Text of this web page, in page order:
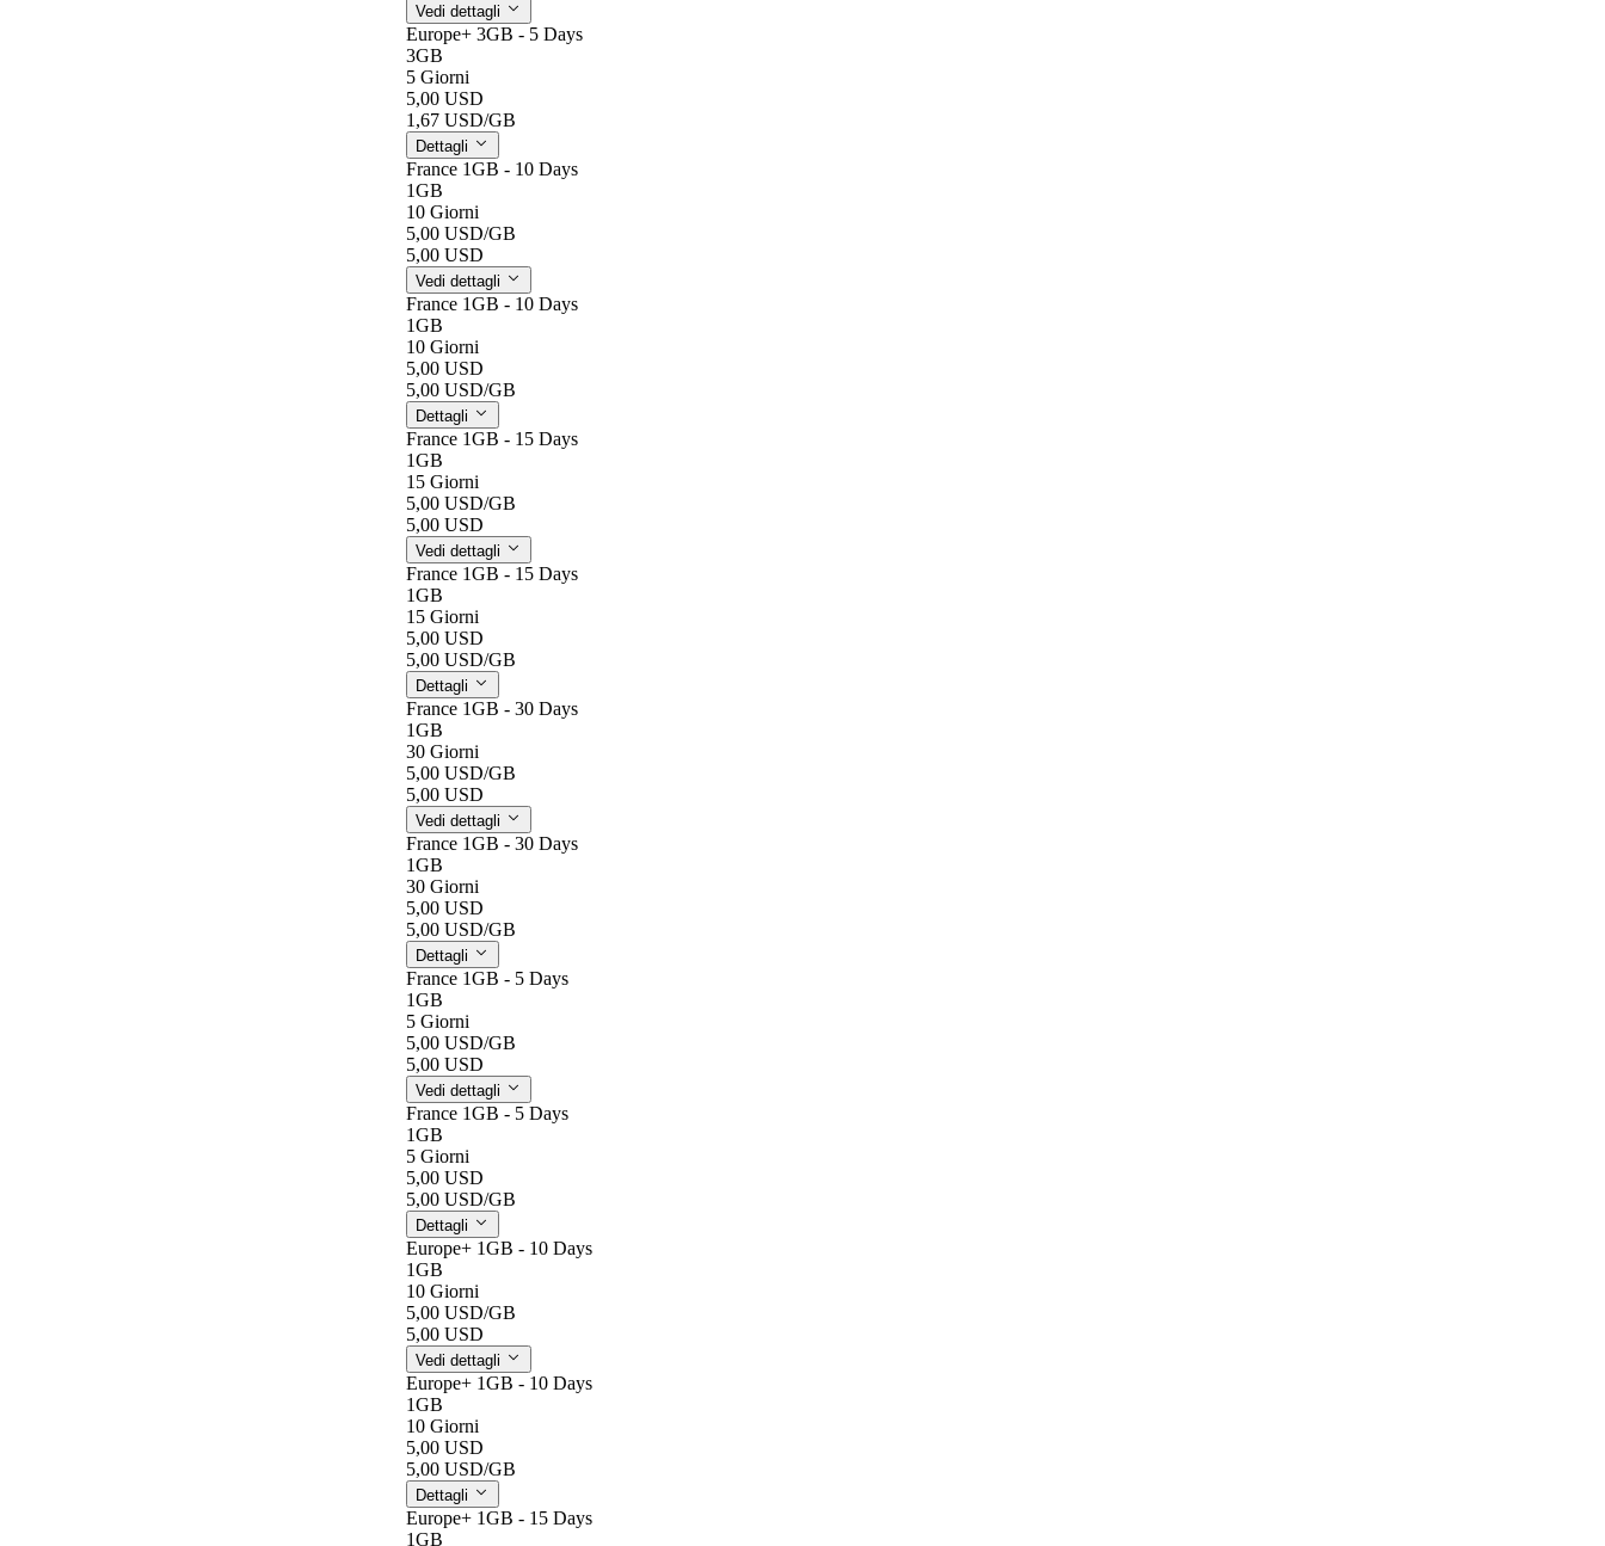
Vedi dettagli
Europe+ 3GB - 5 Days
3GB
5 Giorni
5,00 USD
1,67 USD/GB
Dettagli
France 1GB - 10 Days
1GB
10 Giorni
5,00 USD/GB
5,00 USD
Vedi dettagli
France 1GB - 10 Days
1GB
10 Giorni
5,00 USD
5,00 USD/GB
Dettagli
France 1GB - 15 Days
1GB
15 Giorni
5,00 USD/GB
5,00 USD
Vedi dettagli
France 1GB - 15 Days
1GB
15 Giorni
5,00 USD
5,00 USD/GB
Dettagli
France 1GB - 30 Days
1GB
30 Giorni
5,00 USD/GB
5,00 USD
Vedi dettagli
France 1GB - 30 Days
1GB
30 Giorni
5,00 USD
5,00 USD/GB
Dettagli
France 1GB - 5 Days
1GB
5 Giorni
5,00 USD/GB
5,00 USD
Vedi dettagli
France 1GB - 5 Days
1GB
5 Giorni
5,00 USD
5,00 USD/GB
Dettagli
Europe+ 1GB - 10 Days
1GB
10 Giorni
5,00 USD/GB
5,00 USD
Vedi dettagli
Europe+ 1GB - 10 Days
1GB
10 Giorni
5,00 USD
5,00 USD/GB
Dettagli
Europe+ 1GB - 15 Days
1GB